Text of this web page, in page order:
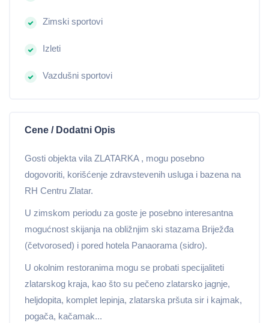
Zimski sportovi
Izleti
Vazdušni sportovi
Cene / Dodatni Opis
Gosti objekta vila ZLATARKA , mogu posebno
dogovoriti, korišćenje zdravstevenih usluga i bazena na
RH Centru Zlatar.
U zimskom periodu za goste je posebno interesantna
mogućnost skijanja na obližnjim ski stazama Briježđa
(četvorosed) i pored hotela Panaorama (sidro).
U okolnim restoranima mogu se probati specijaliteti
zlatarskog kraja, kao što su pečeno zlatarsko jagnje,
heljdopita, komplet lepinja, zlatarska pršuta sir i kajmak,
pogača, kačamak...